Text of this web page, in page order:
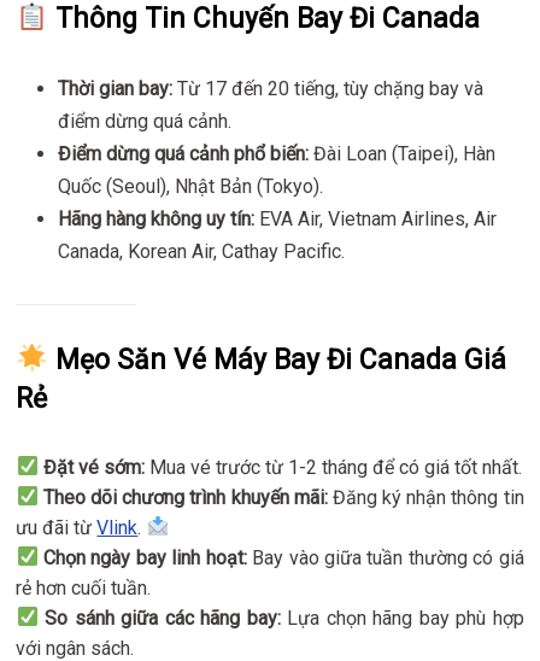
Thông Tin Chuyến Bay Đi Canada
Thời gian bay: Từ 17 đến 20 tiếng, tùy chặng bay và
điểm dừng quá cảnh.
Điểm dừng quá cảnh phổ biến: Đài Loan (Taipei), Hàn
Quốc (Seoul), Nhật Bản (Tokyo).
Hãng hàng không uy tín: EVA Air, Vietnam Airlines, Air
Canada, Korean Air, Cathay Pacific.
Mẹo Săn Vé Máy Bay Đi Canada Giá
Rẻ
Đặt vé sớm:Mua vé trước từ 1-2 tháng để có giá tốt nhất.
Theo dõi chương trình khuyến mãi:Đăng ký nhận thông tin
ưu đãi từVlink.
Chọn ngày bay linh hoạt:Bay vào giữa tuần thường có giá
rẻ hơn cuối tuần.
So sánh giữa các hãng bay:Lựa chọn hãng bay phù hợp
với ngân sách.